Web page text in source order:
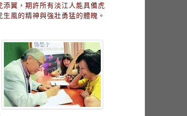
添翼，期許所有淡江人能具備虎
生風的精神與強壯勇猛的體魄。